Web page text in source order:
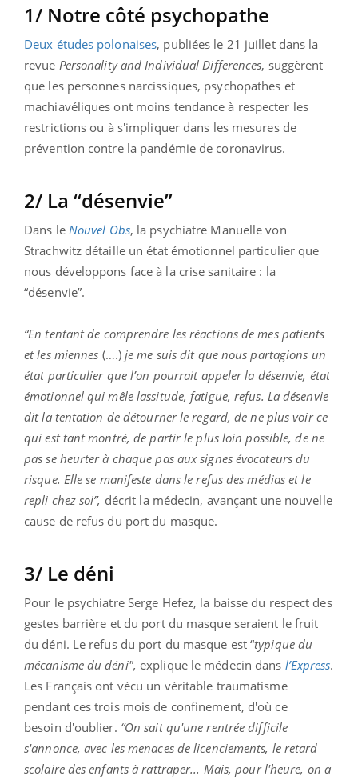
1/ Notre côté psychopathe
Deux études polonaises, publiées le 21 juillet dans la
revue Personality and Individual Differences, suggèrent
que les personnes narcissiques, psychopathes et
machiavéliques ont moins tendance à respecter les
restrictions ou à s'impliquer dans les mesures de
prévention contre la pandémie de coronavirus.
2/ La “désenvie”
Dans le Nouvel Obs, la psychiatre Manuelle von
Strachwitz détaille un état émotionnel particulier que
nous développons face à la crise sanitaire : la
“désenvie”.
“En tentant de comprendre les réactions de mes patients
et les miennes (….)je me suis dit que nous partagions un
état particulier que l’on pourrait appeler la désenvie, état
émotionnel qui mêle lassitude, fatigue, refus. La désenvie
dit la tentation de détourner le regard, de ne plus voir ce
qui est tant montré, de partir le plus loin possible, de ne
pas se heurter à chaque pas aux signes évocateurs du
risque. Elle se manifeste dans le refus des médias et le
repli chez soi”, décrit la médecin, avançant une nouvelle
cause de refus du port du masque.
3/ Le déni
Pour le psychiatre Serge Hefez, la baisse du respect des
gestes barrière et du port du masque seraient le fruit
du déni. Le refus du port du masque est “typique du
mécanisme du déni", explique le médecin dans l’Express.
Les Français ont vécu un véritable traumatisme
pendant ces trois mois de confinement, d'où ce
besoin d'oublier. “On sait qu'une rentrée difficile
s'annonce, avec les menaces de licenciements, le retard
scolaire des enfants à rattraper... Mais, pour l'heure, on a